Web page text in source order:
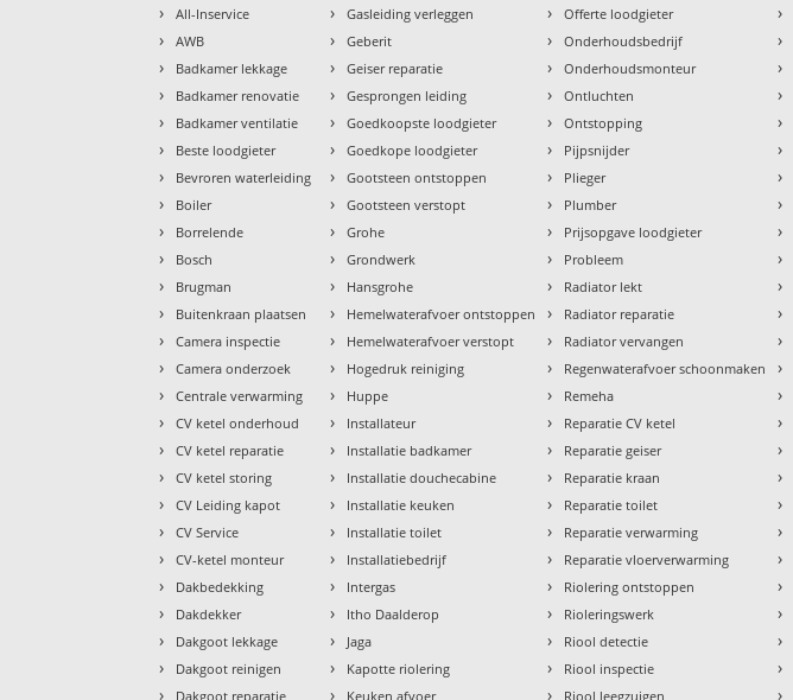
› All-Inservice
› AWB
› Badkamer lekkage
› Badkamer renovatie
› Badkamer ventilatie
› Beste loodgieter
› Bevroren waterleiding
› Boiler
› Borrelende
› Bosch
› Brugman
› Buitenkraan plaatsen
› Camera inspectie
› Camera onderzoek
› Centrale verwarming
› CV ketel onderhoud
› CV ketel reparatie
› CV ketel storing
› CV Leiding kapot
› CV Service
› CV-ketel monteur
› Dakbedekking
› Dakdekker
› Dakgoot lekkage
› Dakgoot reinigen
› Dakgoot reparatie
› Gasleiding verleggen
› Geberit
› Geiser reparatie
› Gesprongen leiding
› Goedkoopste loodgieter
› Goedkope loodgieter
› Gootsteen ontstoppen
› Gootsteen verstopt
› Grohe
› Grondwerk
› Hansgrohe
› Hemelwaterafvoer ontstoppen
› Hemelwaterafvoer verstopt
› Hogedruk reiniging
› Huppe
› Installateur
› Installatie badkamer
› Installatie douchecabine
› Installatie keuken
› Installatie toilet
› Installatiebedrijf
› Intergas
› Itho Daalderop
› Jaga
› Kapotte riolering
› Keuken afvoer
› Offerte loodgieter
› Onderhoudsbedrijf
› Onderhoudsmonteur
› Ontluchten
› Ontstopping
› Pijpsnijder
› Plieger
› Plumber
› Prijsopgave loodgieter
› Probleem
› Radiator lekt
› Radiator reparatie
› Radiator vervangen
› Regenwaterafvoer schoonmaken
› Remeha
› Reparatie CV ketel
› Reparatie geiser
› Reparatie kraan
› Reparatie toilet
› Reparatie verwarming
› Reparatie vloerverwarming
› Riolering ontstoppen
› Rioleringswerk
› Riool detectie
› Riool inspectie
› Riool leegzuigen
›
›
›
›
›
›
›
›
›
›
›
›
›
›
›
›
›
›
›
›
›
›
›
›
›
›